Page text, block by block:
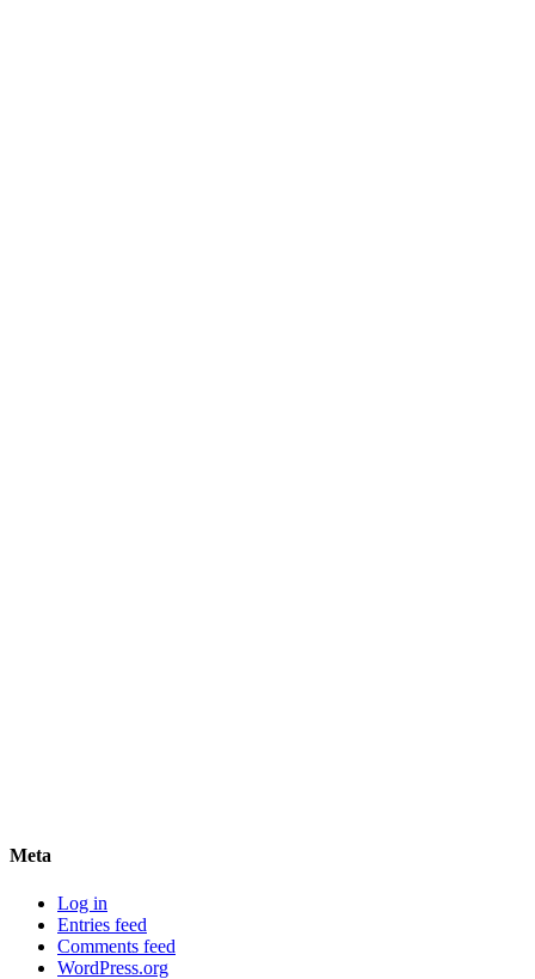
Meta
Log in
Entries feed
Comments feed
WordPress.org